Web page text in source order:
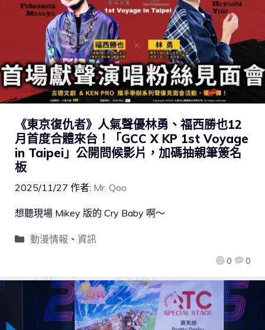
《東京復仇者》人氣聲優林勇、福西勝也12
月首度合體來台！「GCC X KP 1st Voyage
in Taipei」公開問候影片，加碼抽親筆簽名
板
2025/11/27 作者: Mr. Qoo
0 0
想聽現場 Mikey 版的 Cry Baby 啊～
動漫情報 、 資訊